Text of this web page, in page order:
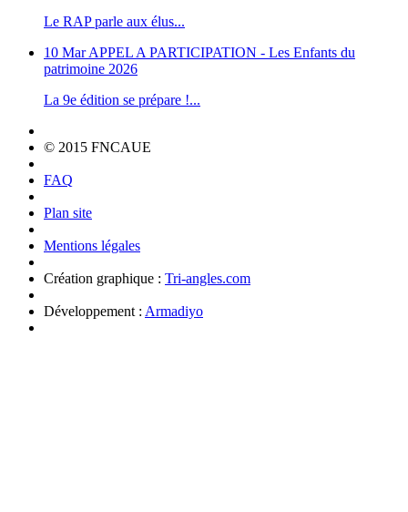
Le RAP parle aux élus...
10 MarAPPEL A PARTICIPATION - Les Enfants du
patrimoine 2026
La 9e édition se prépare !...
© 2015 FNCAUE
FAQ
Plan site
Mentions légales
Création graphique : Tri-angles.com
Développement : Armadiyo